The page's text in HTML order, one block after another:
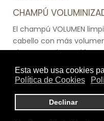
CHAMPÚ
El champú VOLUMEN
cabello con más
el extracto de nenúfar
cabello desde la raíz.
blanca bio, el cabello